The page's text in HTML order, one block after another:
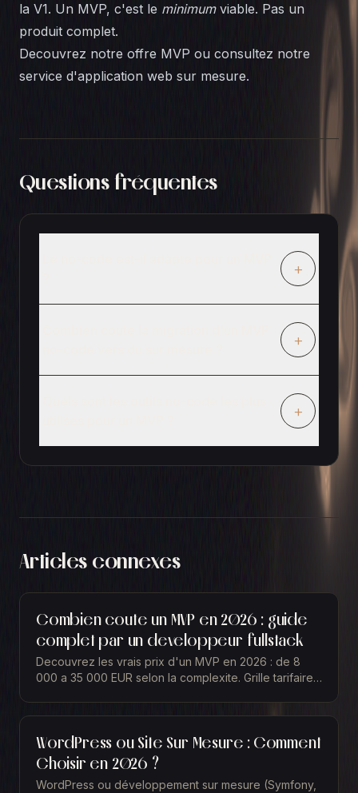
la V1. Un MVP, c'est le minimumviable. Pas un
produit complet.
Decouvrez notre offre MVP ou consultez notre
service d'application web sur mesure.
Questions fréquentes
+
+
+
Articles connexes
Combien coute un MVP en 2026 : guide
complet par un developpeur fullstack
Decouvrez les vrais prix d'un MVP en 2026 : de 8
000 a 35 000 EUR selon la complexite. Grille tarifaire
WordPress ou Site Sur Mesure : Comment
Choisir en 2026 ?
WordPress ou développement sur mesure (Symfony,